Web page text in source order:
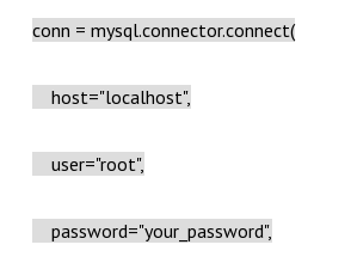
conn = mysql.connector.connect(
host="localhost",
user="root",
password="your_password",